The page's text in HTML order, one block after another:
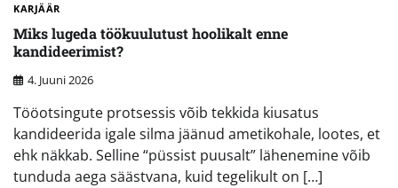
KARJÄÄR
Miks lugeda töökuulutust hoolikalt enne
kandideerimist?
4. Juuni 2026
Tööotsingute protsessis võib tekkida kiusatus
kandideerida igale silma jäänud ametikohale, lootes, et
ehk näkkab. Selline “püssist puusalt” lähenemine võib
tunduda aega säästvana, kuid tegelikult on […]